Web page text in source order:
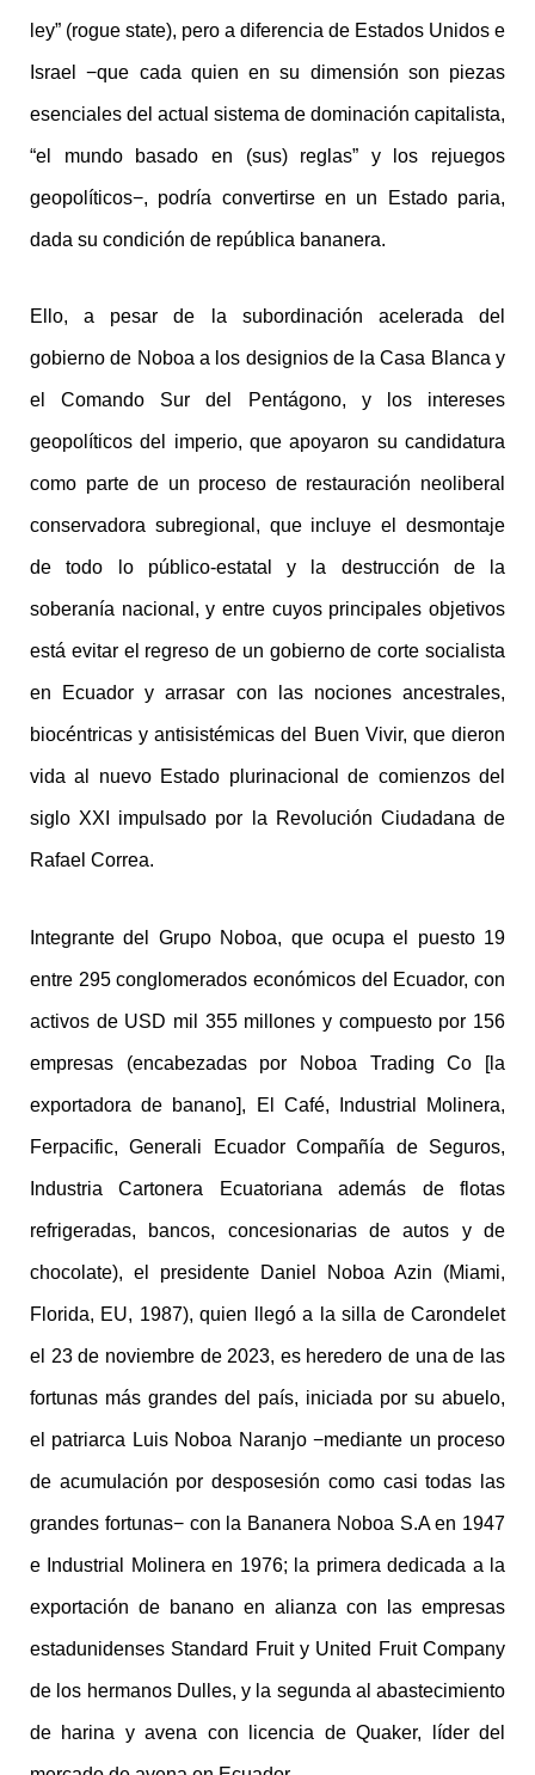
ley” (rogue state), pero a diferencia de Estados Unidos e
Israel −que cada quien en su dimensión son piezas
esenciales del actual sistema de dominación capitalista,
“el mundo basado en (sus) reglas” y los rejuegos
geopolíticos−, podría convertirse en un Estado paria,
dada su condición de república bananera.
Ello, a pesar de la subordinación acelerada del
gobierno de Noboa a los designios de la Casa Blanca y
el Comando Sur del Pentágono, y los intereses
geopolíticos del imperio, que apoyaron su candidatura
como parte de un proceso de restauración neoliberal
conservadora subregional, que incluye el desmontaje
de todo lo público-estatal y la destrucción de la
soberanía nacional, y entre cuyos principales objetivos
está evitar el regreso de un gobierno de corte socialista
en Ecuador y arrasar con las nociones ancestrales,
biocéntricas y antisistémicas del Buen Vivir, que dieron
vida al nuevo Estado plurinacional de comienzos del
siglo XXI impulsado por la Revolución Ciudadana de
Rafael Correa.
Integrante del Grupo Noboa, que ocupa el puesto 19
entre 295 conglomerados económicos del Ecuador, con
activos de USD mil 355 millones y compuesto por 156
empresas (encabezadas por Noboa Trading Co [la
exportadora de banano], El Café, Industrial Molinera,
Ferpacific, Generali Ecuador Compañía de Seguros,
Industria Cartonera Ecuatoriana además de flotas
refrigeradas, bancos, concesionarias de autos y de
chocolate), el presidente Daniel Noboa Azin (Miami,
Florida, EU, 1987), quien llegó a la silla de Carondelet
el 23 de noviembre de 2023, es heredero de una de las
fortunas más grandes del país, iniciada por su abuelo,
el patriarca Luis Noboa Naranjo −mediante un proceso
de acumulación por desposesión como casi todas las
grandes fortunas− con la Bananera Noboa S.A en 1947
e Industrial Molinera en 1976; la primera dedicada a la
exportación de banano en alianza con las empresas
estadunidenses Standard Fruit y United Fruit Company
de los hermanos Dulles, y la segunda al abastecimiento
de harina y avena con licencia de Quaker, líder del